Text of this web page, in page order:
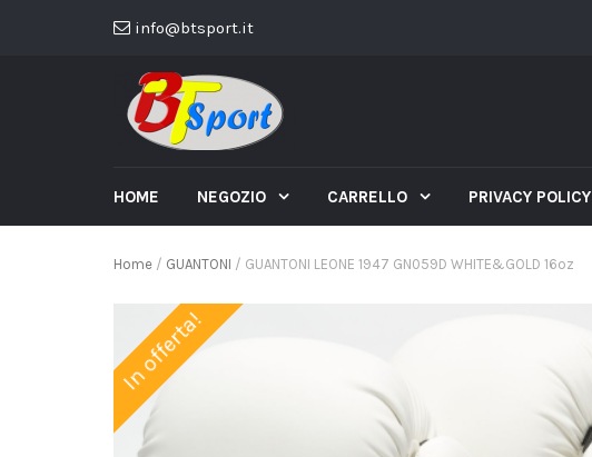
info@btsport.it
HOME NEGOZIO CARRELLO PRIVACY POLICY
Home / GUANTONI / GUANTONI LEONE 1947 GN059D WHITE&GOLD 16oz
In offerta!